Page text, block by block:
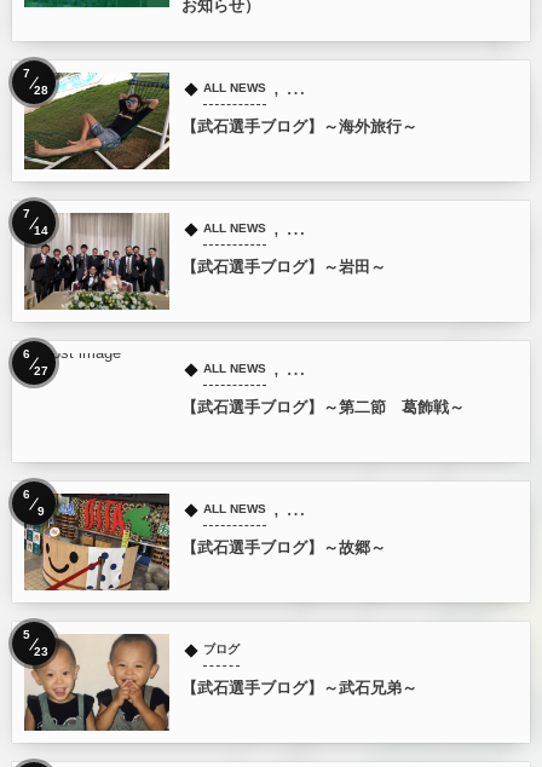
お知らせ）
ALL NEWS , …
【武石選手ブログ】～海外旅行～
7
28
ALL NEWS , …
【武石選手ブログ】～岩田～
7
14
ALL NEWS , …
【武石選手ブログ】～第二節 葛飾戦～
6
27
ALL NEWS , …
【武石選手ブログ】～故郷～
6
9
ブログ
【武石選手ブログ】～武石兄弟～
5
23